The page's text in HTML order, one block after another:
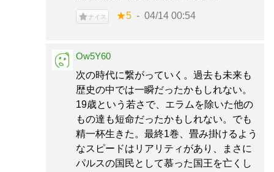
ナイス ★5 04/14 00:54
Ow5Y60
次の時代に繋がっていく。過去も未来も
歴史の中では一瞬だったかもしれない。
19歳という若さで、エラムを除いた他の
もの達も短命だったかもしれない。でも
精一杯生きた。最終1巻、畳み掛けるよう
なスピードはリアリティがあり、まさに
パルスの国民として慕った国王を亡くし